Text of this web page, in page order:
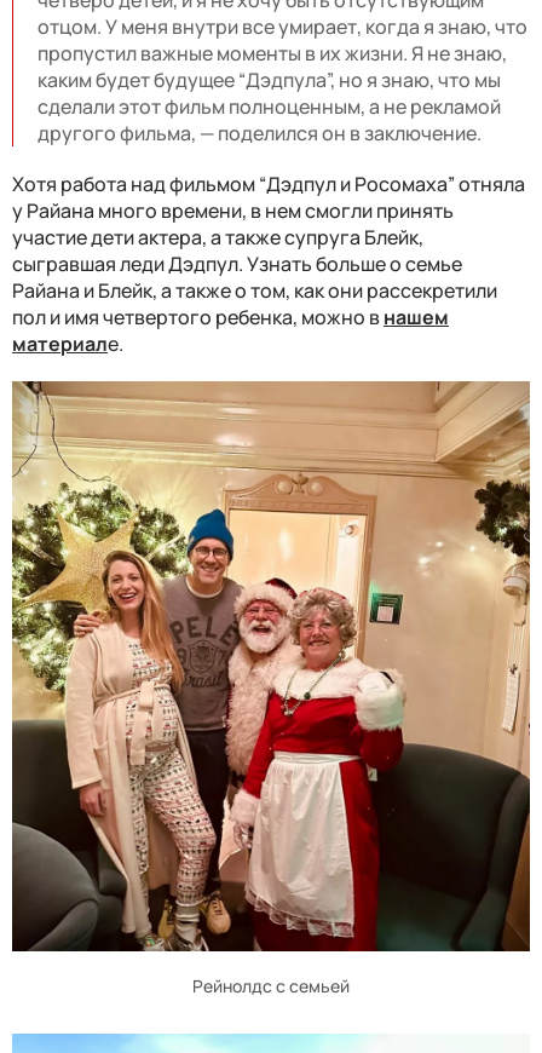
отцом. У меня внутри все умирает, когда я знаю, что
пропустил важные моменты в их жизни. Я не знаю,
каким будет будущее “Дэдпула”, но я знаю, что мы
сделали этот фильм полноценным, а не рекламой
другого фильма, — поделился он в заключение.
Хотя работа над фильмом “Дэдпул и Росомаха” отняла
у Райана много времени, в нем смогли принять
участие дети актера, а также супруга Блейк,
сыгравшая леди Дэдпул. Узнать больше о семье
Райана и Блейк, а также о том, как они рассекретили
пол и имя четвертого ребенка, можно внашем
материале.
Рейнолдс с семьей